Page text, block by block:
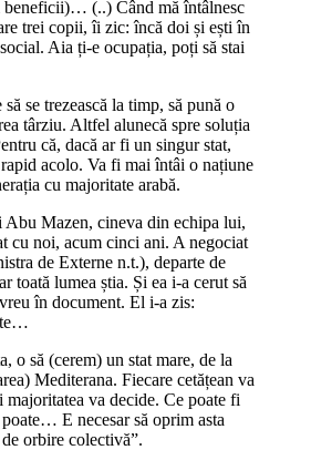
beneficii)… (..) Când mă întâlnesc
trei copii, îi zic: încă doi și ești în
Aia ți-e ocupația, poți să stai
se trezească la timp, să pună o
târziu. Altfel alunecă spre soluția
că, dacă ar fi un singur stat,
acolo. Va fi mai întâi o națiune
cu majoritate arabă.
Abu Mazen, cineva din echipa lui,
cu noi, acum cinci ani. A negociat
de Externe n.t.), departe de
toată lumea știa. Și ea i-a cerut să
în document. El i-a zis:
o să (cerem) un stat mare, de la
Mediterana. Fiecare cetățean va
majoritatea va decide. Ce poate fi
E necesar să oprim asta
orbire colectivă”.